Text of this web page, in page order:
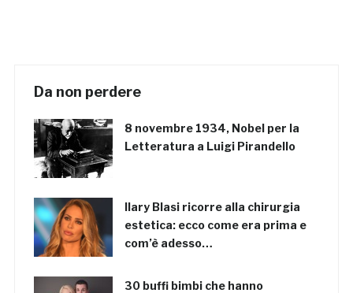
Da non perdere
8 novembre 1934, Nobel per la
Letteratura a Luigi Pirandello
Ilary Blasi ricorre alla chirurgia
estetica: ecco come era prima e
com’è adesso…
30 buffi bimbi che hanno